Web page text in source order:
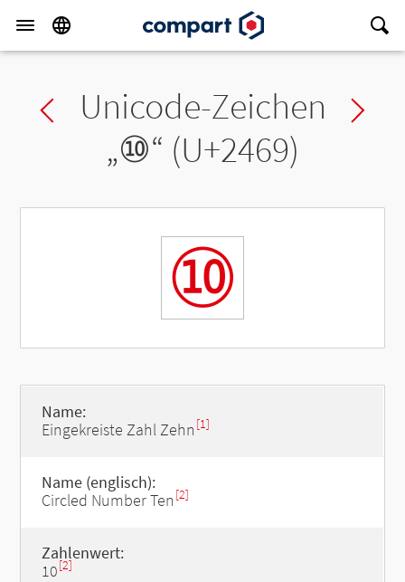
Previous char
Unicode-Zeichen
„⑩“ (U+2469)
⑩
Name:
Eingekreiste Zahl Zehn [1]
Name (englisch):
Circled Number Ten [2]
Zahlenwert:
10[2]